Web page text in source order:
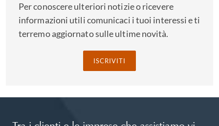
Per conoscere ulteriori notizie o ricevere
informazioni utili comunicaci i tuoi interessi e ti
terremo aggiornato sulle ultime novità.
ISCRIVITI